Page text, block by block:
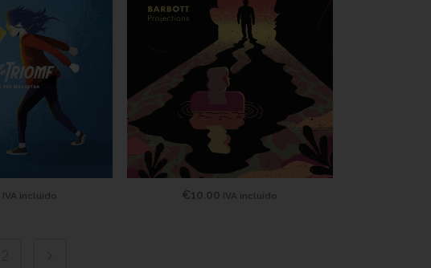
IVA incluido €10.00 IVA incluido